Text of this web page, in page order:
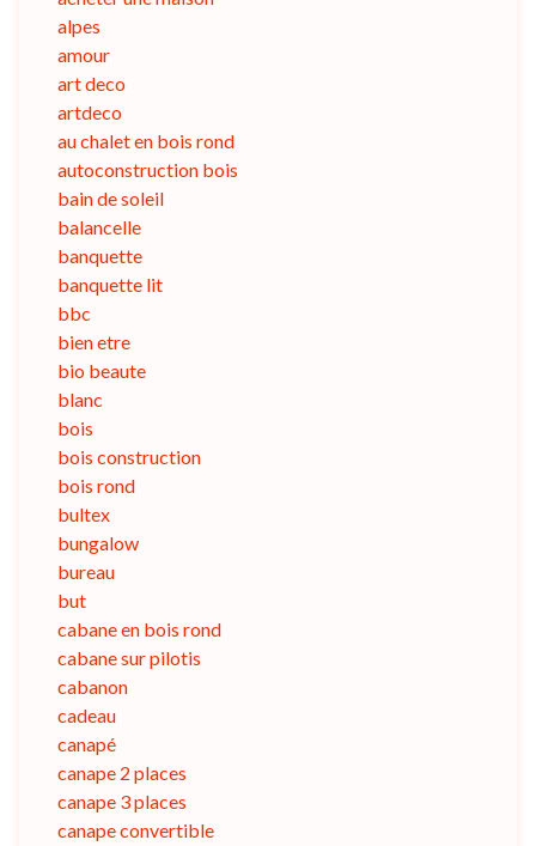
alpes
amour
art deco
artdeco
au chalet en bois rond
autoconstruction bois
bain de soleil
balancelle
banquette
banquette lit
bbc
bien etre
bio beaute
blanc
bois
bois construction
bois rond
bultex
bungalow
bureau
but
cabane en bois rond
cabane sur pilotis
cabanon
cadeau
canapé
canape 2 places
canape 3 places
canape convertible